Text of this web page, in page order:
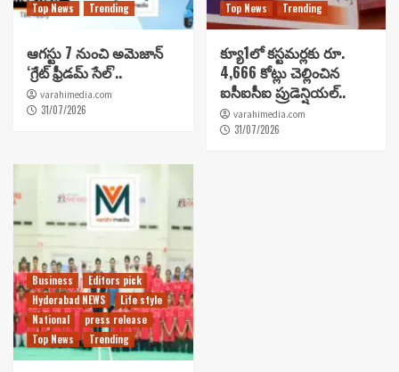
Top News
Trending
ఆగస్టు 7 నుంచి అమెజాన్
‘గ్రేట్ ఫ్రీడమ్ సేల్’..
varahimedia.com
31/07/2026
Top News
Trending
క్యూ1లో కస్టమర్లకు రూ.
4,666 కోట్లు చెల్లించిన
ఐసీఐసీఐ ప్రుడెన్షియల్..
varahimedia.com
31/07/2026
Business
Editors pick
Hyderabad NEWS
Life style
National
press release
Top News
Trending